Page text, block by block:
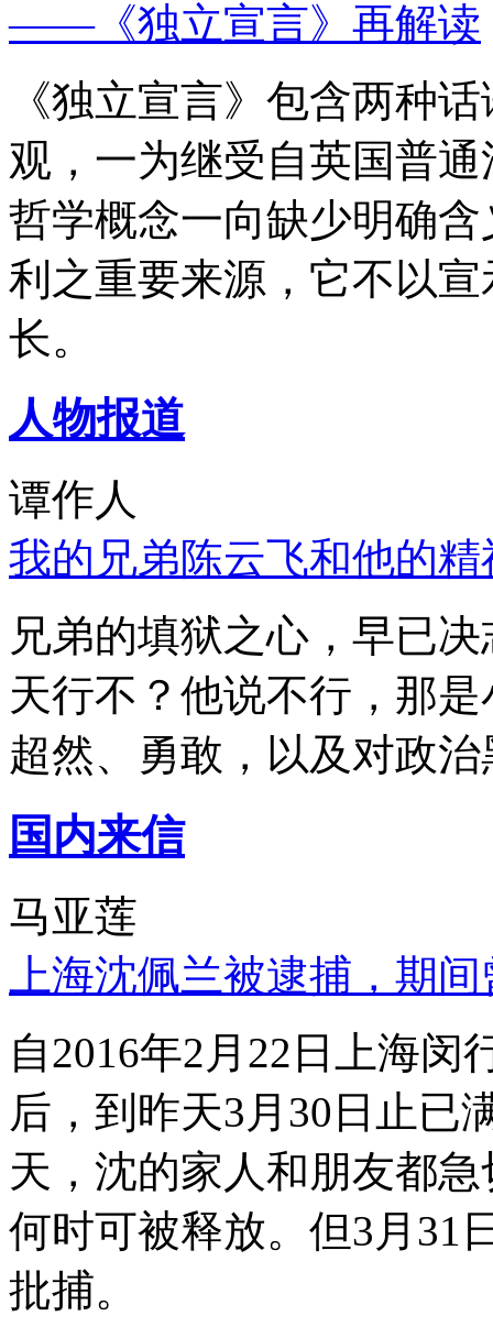
——《独立宣言》再解读
《独立宣言》包含两种
观，一为继受自英国普
哲学概念一向缺少明确
利之重要来源，它不以
长。
人物报道
谭作人
我的兄弟陈云飞和他的
兄弟的填狱之心，早已
天行不？他说不行，那
超然、勇敢，以及对政
国内来信
马亚莲
上海沈佩兰被逮捕，期
自2016年2月22日上海
后，到昨天3月30日止已
天，沈的家人和朋友都
何时可被释放。但3月31
批捕。